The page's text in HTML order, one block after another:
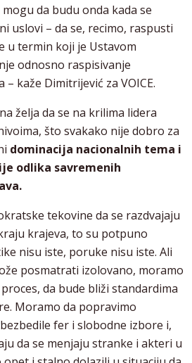
da budu onda kada se
uslovi – da se, recimo, raspusti
u termin koji je Ustavom
odnosno raspisivanje
kaže Dimitrijević za VOICE.
želja da se na krilima lidera
što svakako nije dobro za
dominacija nacionalnih tema i
odlika savremenih
tekovine da se razdvajaju
krajeva, to su potpuno
nisu iste, poruke nisu iste. Ali
posmatrati izolovano, moramo
da bude bliži standardima
Moramo da popravimo
fer i slobodne izbore i,
da se menjaju stranke i akteri u